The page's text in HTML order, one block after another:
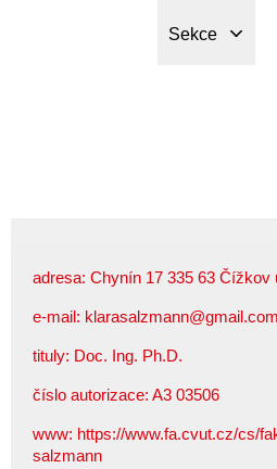
Sekce
adresa: Chynín 17 335 63 Čížkov
e-mail: klarasalzmann@gmail.com
tituly: Doc. Ing. Ph.D.
číslo autorizace: A3 03506
www: https://www.fa.cvut.cz/cs/
salzmann